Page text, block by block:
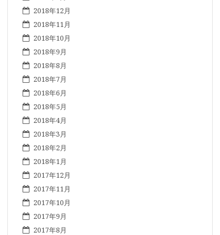
2018年12月
2018年11月
2018年10月
2018年9月
2018年8月
2018年7月
2018年6月
2018年5月
2018年4月
2018年3月
2018年2月
2018年1月
2017年12月
2017年11月
2017年10月
2017年9月
2017年8月